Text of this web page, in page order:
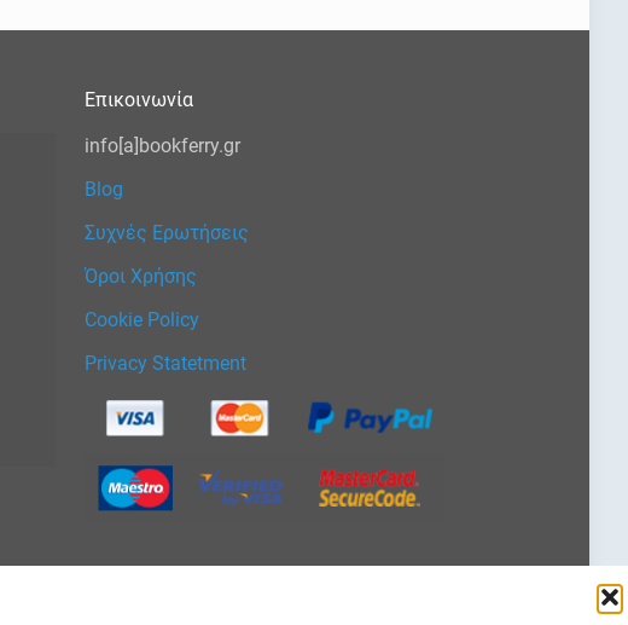
Επικοινωνία
info[a]bookferry.gr
Blog
Συχνές Ερωτήσεις
Όροι Χρήσης
Cookie Policy
Privacy Statetment